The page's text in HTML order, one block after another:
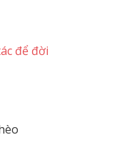
để đời